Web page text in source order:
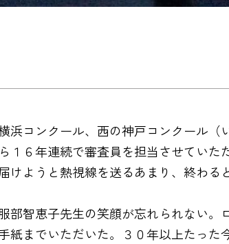
コンクール、西の神戸コンクール（
６年連続で審査員を担当させていた
ようと熱視線を送るあまり、終わる
智恵子先生の笑顔が忘れられない。
までいただいた。３０年以上たった